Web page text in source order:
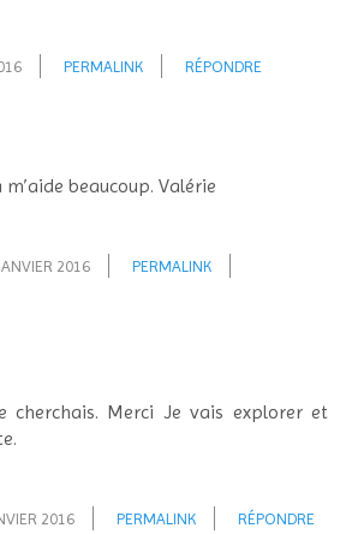
PERMALINK RÉPONDRE
beaucoup. Valérie
2016
PERMALINK
cherchais. Merci Je vais explorer et
2016 PERMALINK RÉPONDRE